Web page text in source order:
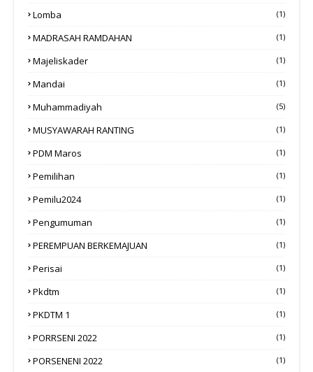
Lomba (1)
MADRASAH RAMDAHAN (1)
Majeliskader (1)
Mandai (1)
Muhammadiyah (5)
MUSYAWARAH RANTING (1)
PDM Maros (1)
Pemilihan (1)
Pemilu2024 (1)
Pengumuman (1)
PEREMPUAN BERKEMAJUAN (1)
Perisai (1)
Pkdtm (1)
PKDTM 1 (1)
PORRSENI 2022 (1)
PORSENENI 2022 (1)